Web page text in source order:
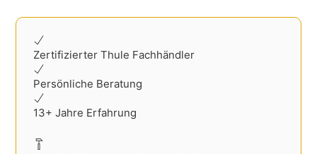
Zertifizierter Thule Fachhändler
Persönliche Beratung
13+ Jahre Erfahrung